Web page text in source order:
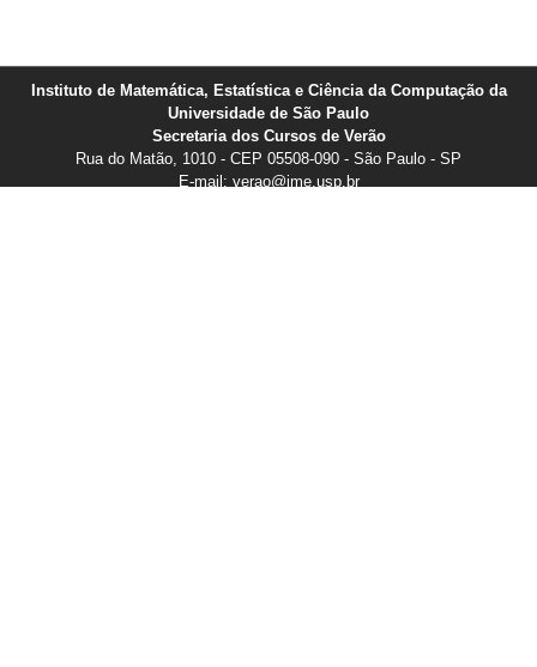
Instituto de Matemática, Estatística e Ciência da Computação da
Universidade de São Paulo
Secretaria dos Cursos de Verão
Rua do Matão, 1010 - CEP 05508-090 - São Paulo - SP
E-mail: verao@ime.usp.br